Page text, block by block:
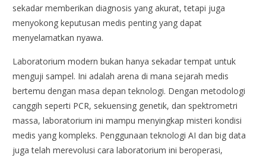
sekadar memberikan diagnosis yang akurat, tetapi juga
menyokong keputusan medis penting yang dapat
menyelamatkan nyawa.
Laboratorium modern bukan hanya sekadar tempat untuk
menguji sampel. Ini adalah arena di mana sejarah medis
bertemu dengan masa depan teknologi. Dengan metodologi
canggih seperti PCR, sekuensing genetik, dan spektrometri
massa, laboratorium ini mampu menyingkap misteri kondisi
medis yang kompleks. Penggunaan teknologi AI dan big data
juga telah merevolusi cara laboratorium ini beroperasi,